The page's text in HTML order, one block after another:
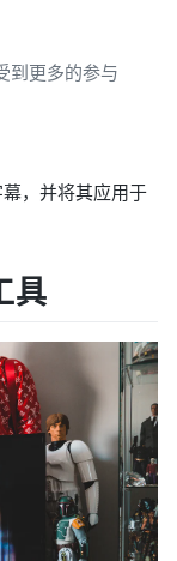
到更多的参与
，并将其应用于
具